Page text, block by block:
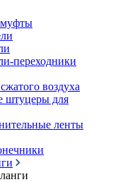
переходники
воздуха
штуцеры для
ленты